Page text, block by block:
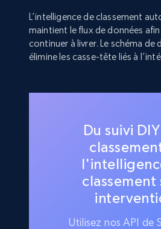
L’intelligence de classement
maintient le flux de données
continuer à livrer. Le schéma de
élimine les casse-tête liés à
Du suivi
classement
Utilisez nos API de